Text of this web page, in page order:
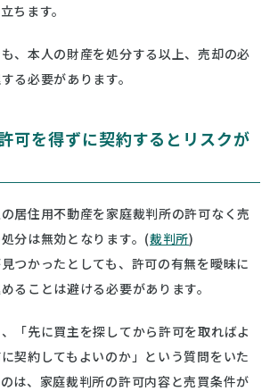
ちます。
、本人の財産を処分する以上、売却の必
る必要があります。
可を得ずに契約するとリスクが
居住用不動産を家庭裁判所の許可なく売
分は無効となります。(裁判所)
つかったとしても、許可の有無を曖昧に
ることは避ける必要があります。
「先に買主を探してから許可を取ればよ
契約してもよいのか」という質問をいた
は、家庭裁判所の許可内容と売買条件が